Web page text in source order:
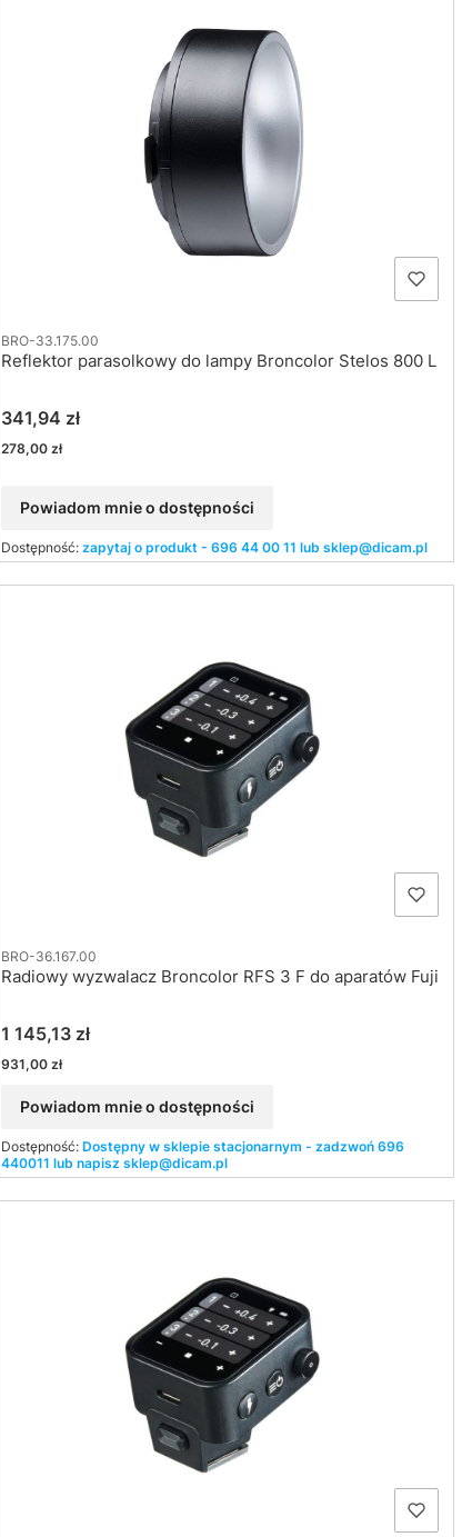
BRO-33.175.00
Reflektor parasolkowy do lampy Broncolor Stelos 800 L
Cena
341,94 zł
Cena
278,00 zł
Powiadom mnie o dostępności
Dostępność:zapytaj o produkt - 696 44 00 11 lub sklep@dicam.pl
BRO-36.167.00
Radiowy wyzwalacz Broncolor RFS 3 F do aparatów Fuji
Cena
1 145,13 zł
Cena
931,00 zł
Powiadom mnie o dostępności
Dostępność:Dostępny w sklepie stacjonarnym - zadzwoń 696
440011 lub napisz sklep@dicam.pl